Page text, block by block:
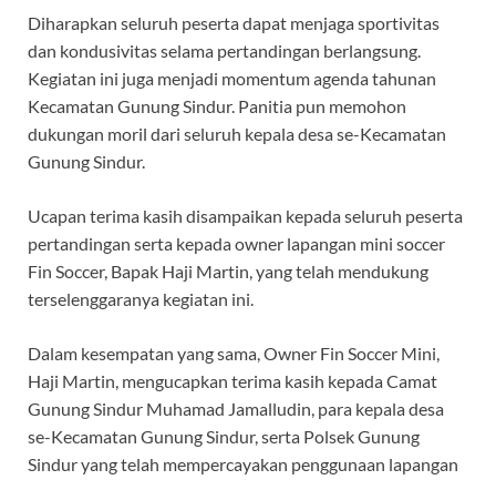
Diharapkan seluruh peserta dapat menjaga sportivitas
dan kondusivitas selama pertandingan berlangsung.
Kegiatan ini juga menjadi momentum agenda tahunan
Kecamatan Gunung Sindur. Panitia pun memohon
dukungan moril dari seluruh kepala desa se-Kecamatan
Gunung Sindur.
Ucapan terima kasih disampaikan kepada seluruh peserta
pertandingan serta kepada owner lapangan mini soccer
Fin Soccer, Bapak Haji Martin, yang telah mendukung
terselenggaranya kegiatan ini.
Dalam kesempatan yang sama, Owner Fin Soccer Mini,
Haji Martin, mengucapkan terima kasih kepada Camat
Gunung Sindur Muhamad Jamalludin, para kepala desa
se-Kecamatan Gunung Sindur, serta Polsek Gunung
Sindur yang telah mempercayakan penggunaan lapangan